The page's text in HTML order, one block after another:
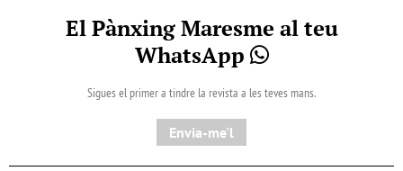
El Pànxing Maresme al teu
WhatsApp
Sigues el primer a tindre la revista a les teves mans.
Envia-me'l